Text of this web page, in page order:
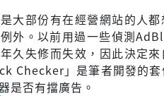
大部份有在經營網站的人
外。以前用過一些偵測
久失修而失效，因此決定來
Checker」是筆者開發的套
是否有擋廣告。